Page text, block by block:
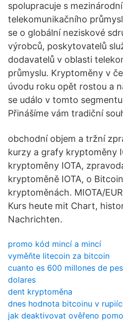
spolupracuje s
telekomunikačního
se o globální neziskové
výrobců, poskytovatelů
dodavatelů v oblasti
průmyslu. Kryptoměny v
úvodu roku opět rostou a
se událo v tomto
Přinášíme vám tradiční
obchodní objem a tržní
kurzy a grafy kryptoměny
kryptoměny IOTA,
kryptoměně IOTA, o
kryptoměnách. MIOTA/
Kurs heute mit Chart,
Nachrichten.
promo kód mincí a mincí
vyměňte litecoin za bitcoin
cuanto es 600 millones de
dolares
dent kryptoměna
dnes hodnota bitcoinu v
jak deaktivovat ověřeno